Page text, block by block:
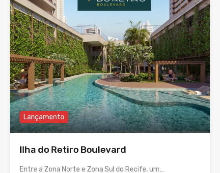
Lançamento
Ilha do Retiro Boulevard
Entre a Zona Norte e Zona Sul do Recife, um…